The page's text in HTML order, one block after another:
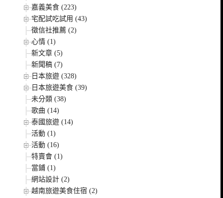
嘉義美食 (223)
宅配試吃試用 (43)
徵信社推薦 (2)
心情 (1)
新文章 (5)
新聞稿 (7)
日本旅遊 (328)
日本旅遊美食 (39)
未分類 (38)
歌曲 (14)
泰國旅遊 (14)
活動 (1)
活動 (16)
特賣會 (1)
當鋪 (1)
網站設計 (2)
越南旅遊美食住宿 (2)